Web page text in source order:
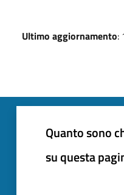
Ultimo aggiornamento:
Quanto sono
su questa